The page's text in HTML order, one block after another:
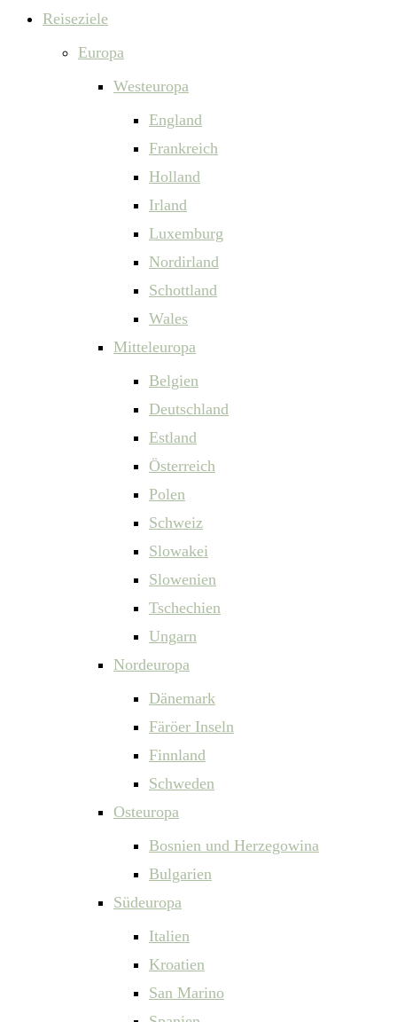
Reiseziele
Europa
Westeuropa
England
Frankreich
Holland
Irland
Luxemburg
Nordirland
Schottland
Wales
Mitteleuropa
Belgien
Deutschland
Estland
Österreich
Polen
Schweiz
Slowakei
Slowenien
Tschechien
Ungarn
Nordeuropa
Dänemark
Färöer Inseln
Finnland
Schweden
Osteuropa
Bosnien und Herzegowina
Bulgarien
Südeuropa
Italien
Kroatien
San Marino